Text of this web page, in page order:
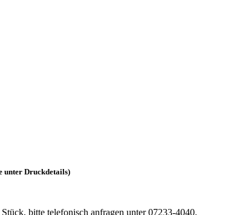
unter Druckdetails)
bitte telefonisch anfragen unter 07233-4040.